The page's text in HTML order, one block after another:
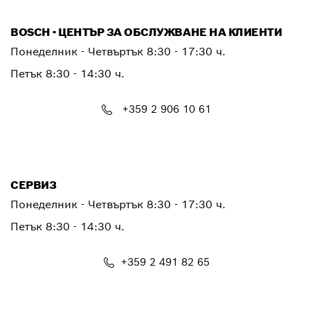
BOSCH - ЦЕНТЪР ЗА ОБСЛУЖВАНЕ НА КЛИЕНТИ
Понеделник - Четвъртък 8:30 - 17:30 ч.
Петък 8:30 - 14:30 ч.
+359 2 906 10 61
СЕРВИЗ
Понеделник - Четвъртък 8:30 - 17:30 ч.
Петък 8:30 - 14:30 ч.
+359 2 491 82 65